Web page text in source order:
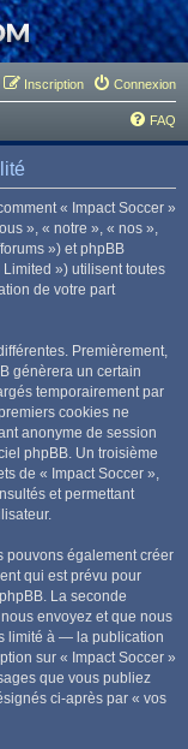
Connexion
Inscription
FAQ
« Impact Soccer »
», « notre », « nos »,
») et phpBB
») utilisent toutes
de votre part
Premièrement,
génèrera un certain
temporairement par
cookies ne
anonyme de session
phpBB. Un troisième
de « Impact Soccer »,
et permettant
pouvons également créer
qui est prévu pour
La seconde
envoyez et que nous
limité à — la publication
sur « Impact Soccer »
que vous publiez
ci-après par « vos